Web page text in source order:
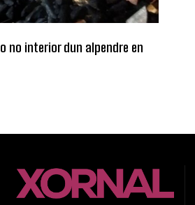
no interior dun alpendre en